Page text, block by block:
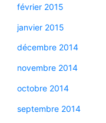
février 2015
janvier 2015
décembre 2014
novembre 2014
octobre 2014
septembre 2014